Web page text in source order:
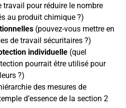
travail pour réduire le nombre
au produit chimique ?)
(pouvez-vous mettre en
de travail sécuritaires ?)
individuelle (quel
pourrait être utilisé pour
?)
des mesures de
d’essence de la section 2